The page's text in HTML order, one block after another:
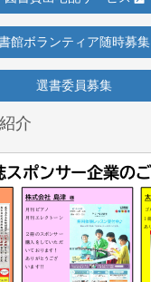
館ボランティア随時募集
選書委員募集
介